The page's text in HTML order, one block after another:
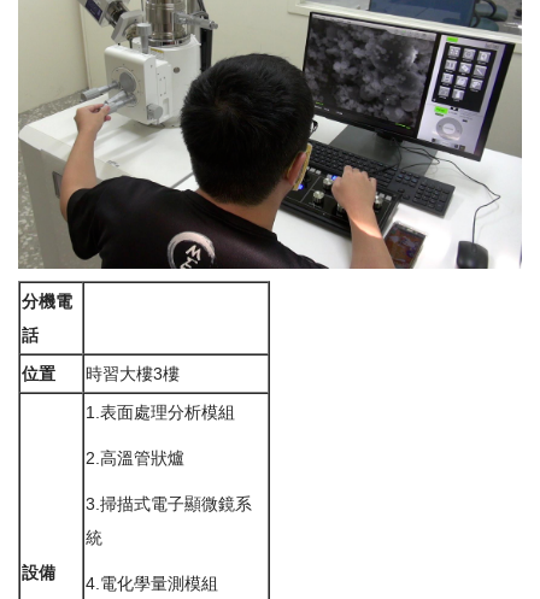
分機電
話
位置
時習大樓3樓
設備
1.表面處理分析模組
2.高溫管狀爐
3.掃描式電子顯微鏡系
統
4.電化學量測模組